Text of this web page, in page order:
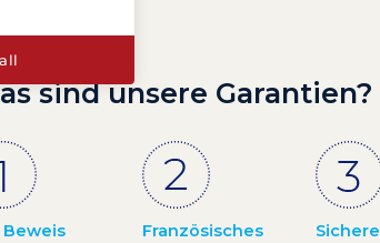
sind unsere Garantien?
Beweis
Französisches
Sichere